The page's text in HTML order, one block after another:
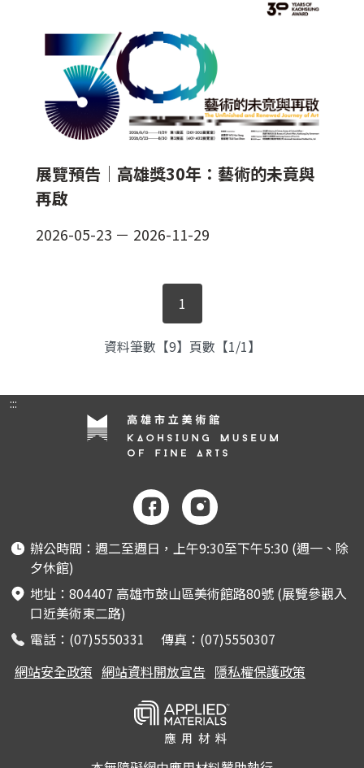
展覽預告│高雄獎30年：藝術的未竟與
再啟
2026-05-23 － 2026-11-29
1
資料筆數【9】頁數【1/1】
:::
辦公時間：週二至週日，上午9:30至下午5:30 (週一、除
夕休館)
地址：804407 高雄市鼓山區美術館路80號 (展覽參觀入
口近美術東二路)
電話：(07)5550331 傳真：(07)5550307
網站安全政策 網站資料開放宣告 隱私權保護政策